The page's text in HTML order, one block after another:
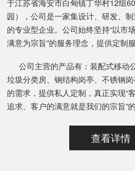
于江苏省海安市白甸镇丁华村12组
园），公司是一家集设计、研发、
的专业型企业。公司始终坚持“以市
满意为宗旨”的服务理念，提供定制
公司主营的产品有：装配式移动
垃圾分类房、钢结构岗亭、不锈钢
的需求，提供私人定制，真正实现“
追求、客户的满意就是我们的宗旨”
查看详情